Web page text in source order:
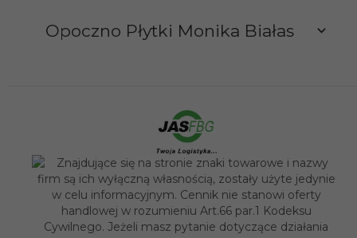
Opoczno Płytki Monika Białas
sklep@opocznoplytki.pl